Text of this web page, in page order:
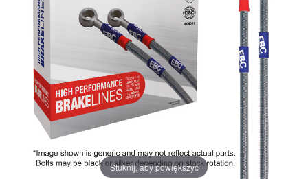
Stuknij, aby powiększyć